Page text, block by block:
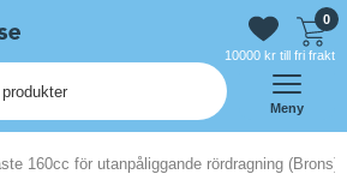
0
10000 kr till fri frakt
Meny
160cc för utanpåliggande rördragning (Brons)